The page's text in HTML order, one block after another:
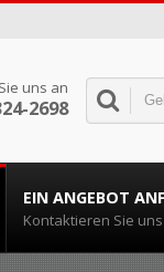
uns an
2698
EIN ANGEBOT
Kontaktieren Sie uns